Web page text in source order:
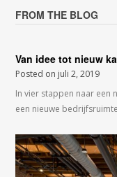
FROM THE BLOG
Van idee tot nieuw
Posted on juli 2, 2019
In vier stappen naar een
een nieuwe